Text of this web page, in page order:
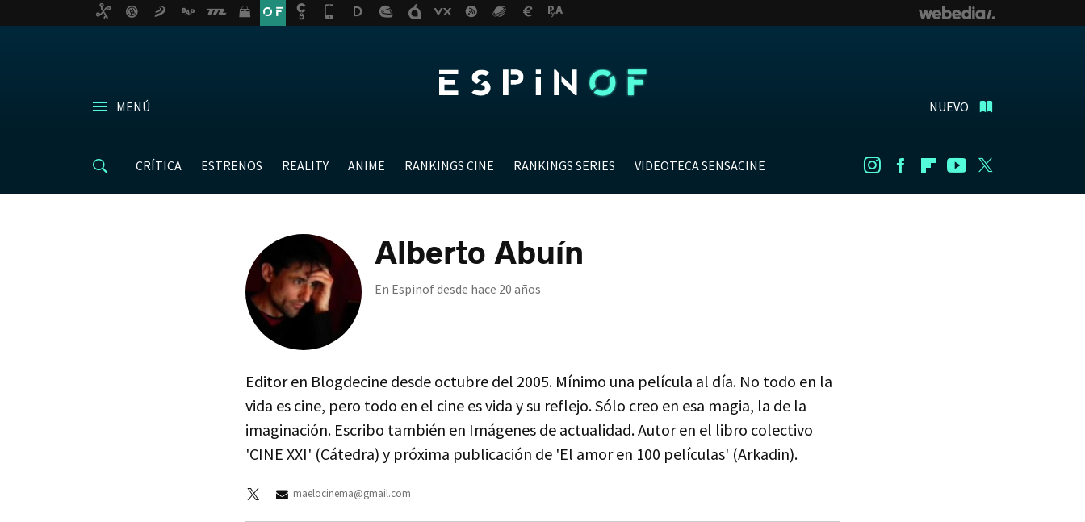
MENÚ NUEVO
CRÍTICA ESTRENOS REALITY ANIME RANKINGS CINE RANKINGS SERIES VIDEOTECA SENSACINE InstagramFacebookFlipboard
Youtube
Alberto Abuín
En Espinof desde hace 20 años
Editor en Blogdecine desde octubre del 2005. Mínimo una película al día. No todo en la
vida es cine, pero todo en el cine es vida y su reflejo. Sólo creo en esa magia, la de la
imaginación. Escribo también en Imágenes de actualidad. Autor en el libro colectivo
'CINE XXI' (Cátedra) y próxima publicación de 'El amor en 100 películas' (Arkadin).
maelocinema@gmail.com